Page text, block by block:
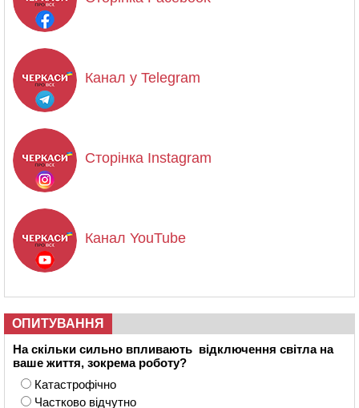
Канал у Telegram
Сторінка Instagram
Канал YouTube
ОПИТУВАННЯ
На скільки сильно впливають відключення світла на
ваше життя, зокрема роботу?
Катастрофічно
Частково відчутно